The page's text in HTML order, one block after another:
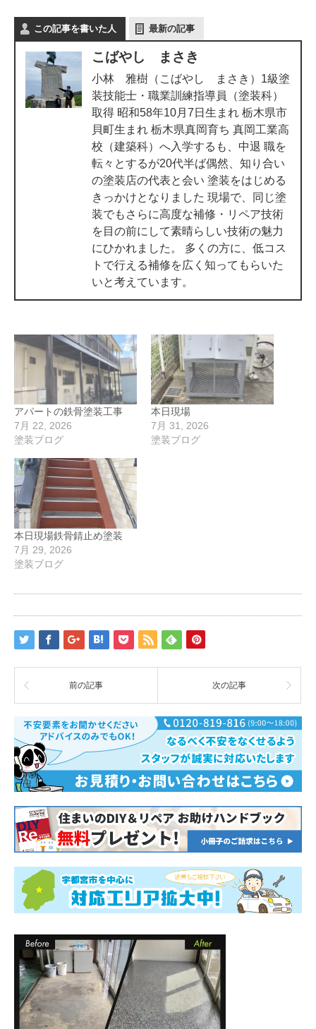
この記事を書いた人 最新の記事
こばやし まさき
小林 雅樹（こばやし まさき）1級塗
装技能士・職業訓練指導員（塗装科）
取得 昭和58年10月7日生まれ 栃木県市
貝町生まれ 栃木県真岡育ち 真岡工業高
校（建築科）へ入学するも、中退 職を
転々とするが20代半ば偶然、知り合い
の塗装店の代表と会い 塗装をはじめる
きっかけとなりました 現場で、同じ塗
装でもさらに高度な補修・リペア技術
を目の前にして素晴らしい技術の魅力
にひかれました。 多くの方に、低コス
トで行える補修を広く知ってもらいた
いと考えています。
アパートの鉄骨塗装工事
7月 22, 2026
塗装ブログ
本日現場
7月 31, 2026
塗装ブログ
本日現場鉄骨錆止め塗装
7月 29, 2026
塗装ブログ
前の記事 次の記事